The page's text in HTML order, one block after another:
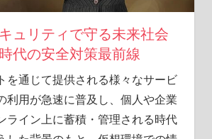
ュリティで守る未来社会
代の安全対策最前線
を通じて提供される様々なサービ
利用が急速に普及し、個人や企業
ライン上に蓄積・管理される時代